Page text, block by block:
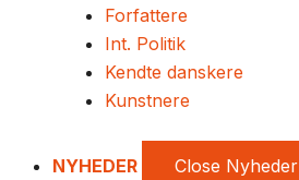
Forfattere
Int. Politik
Kendte danskere
Kunstnere
NYHEDER Close Nyheder